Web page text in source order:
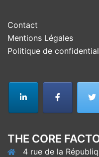
Contact
Mentions Légales
Politique de
THE CORE
4 rue de la